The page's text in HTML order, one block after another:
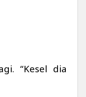
“Kesel dia